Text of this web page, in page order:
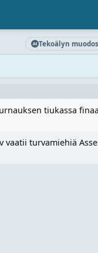
Tekoälyn
tiukassa
turvamiehiä